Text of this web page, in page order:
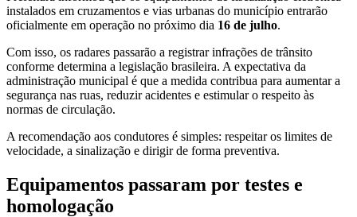
instalados em cruzamentos e vias urbanas do município entrarão
oficialmente em operação no próximo dia 16 de julho.
Com isso, os radares passarão a registrar infrações de trânsito
conforme determina a legislação brasileira. A expectativa da
administração municipal é que a medida contribua para aumentar a
segurança nas ruas, reduzir acidentes e estimular o respeito às
normas de circulação.
A recomendação aos condutores é simples: respeitar os limites de
velocidade, a sinalização e dirigir de forma preventiva.
Equipamentos passaram por testes e
homologação